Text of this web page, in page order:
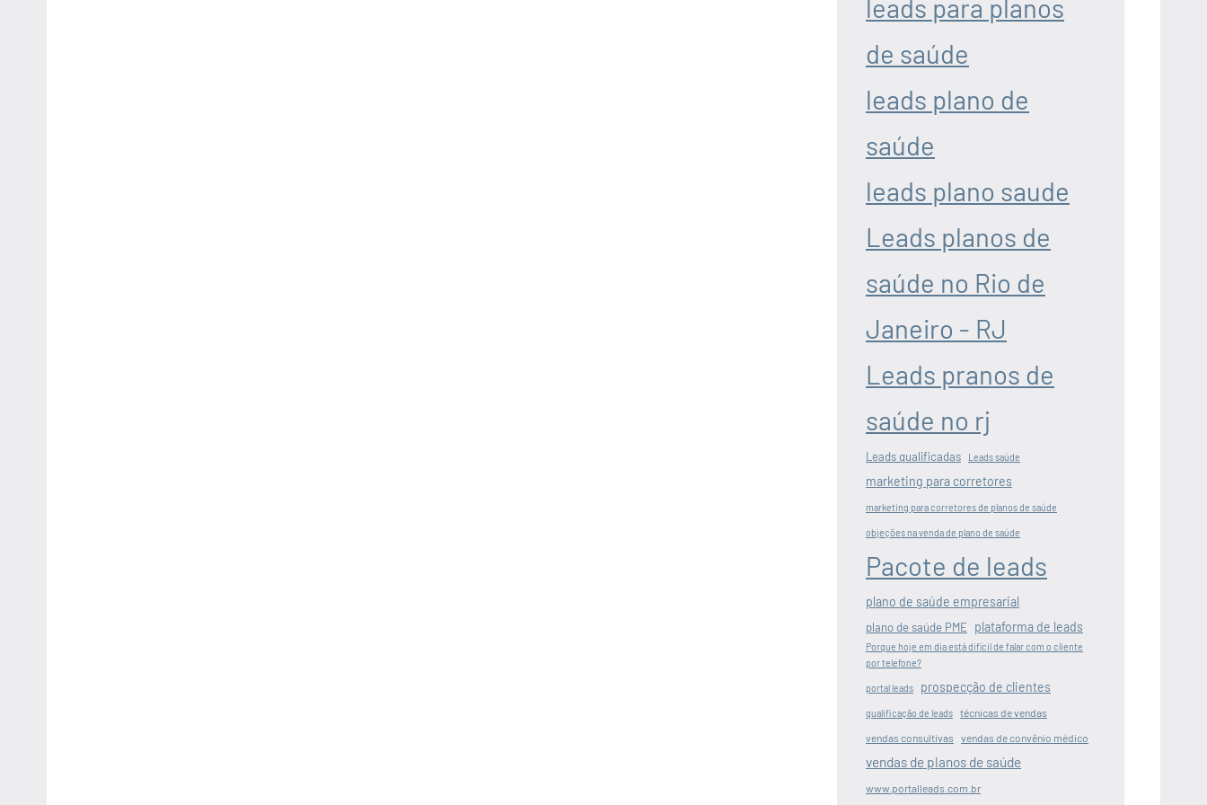
leads para planos
de saúde
leads plano de
saúde
leads plano saude
Leads planos de
saúde no Rio de
Janeiro - RJ
Leads pranos de
saúde no rj
Leads qualificadas Leads saúde
marketing para corretores
marketing para corretores de planos de saúde
objeções na venda de plano de saúde
Pacote de leads
plano de saúde empresarial
plano de saúde PME plataforma de leads
Porque hoje em dia está difícil de falar com o cliente
por telefone?
portal leads prospecção de clientes
qualificação de leads
técnicas de vendas
vendas consultivas
vendas de convênio médico
vendas de planos de saúde
www.portalleads.com.br